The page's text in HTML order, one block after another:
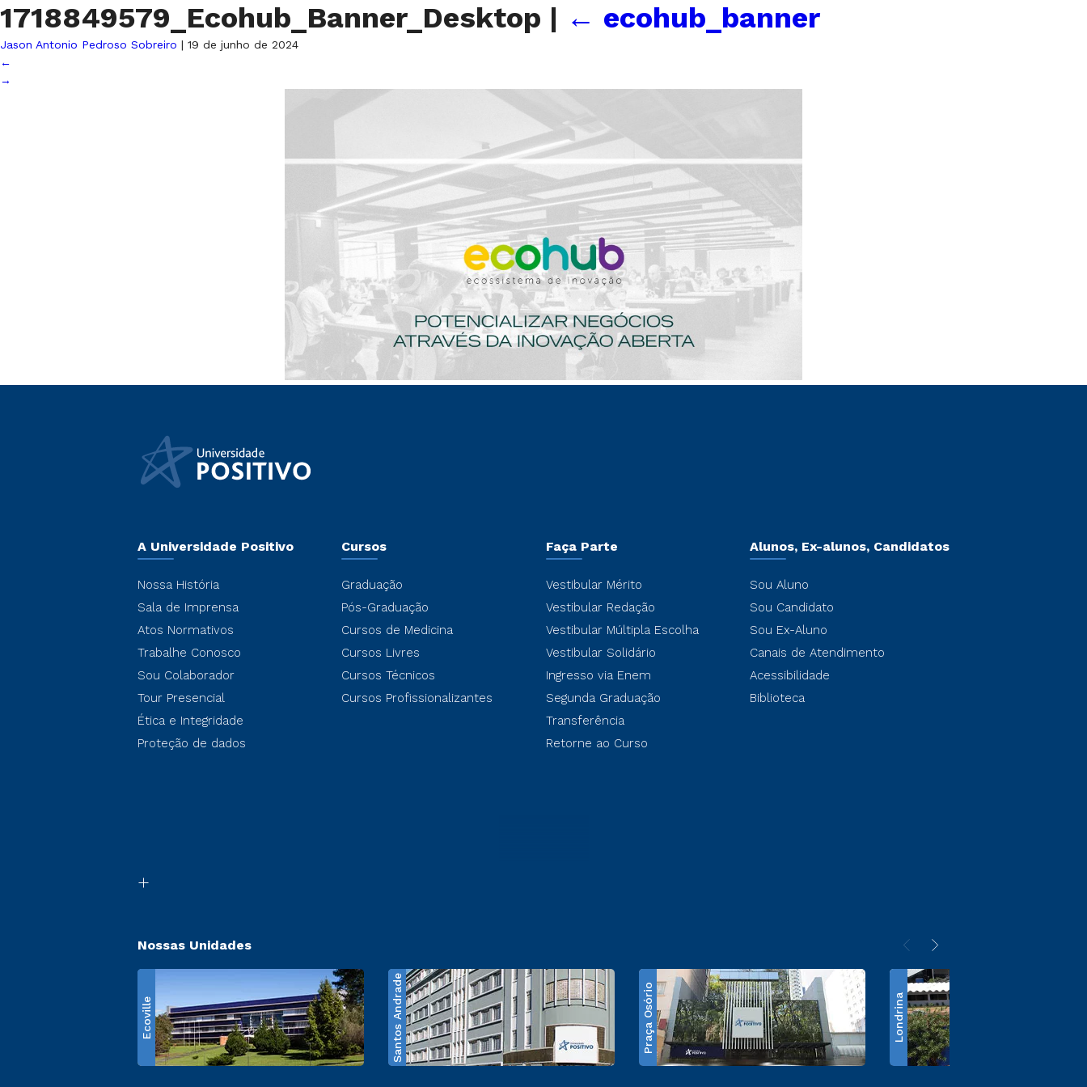
1718849579_Ecohub_Banner_Desktop | ← ecohub_banner
Jason Antonio Pedroso Sobreiro | 19 de junho de 2024
←
→
A Universidade Positivo
Nossa História
Sala de Imprensa
Atos Normativos
Trabalhe Conosco
Sou Colaborador
Tour Presencial
Ética e Integridade
Proteção de dados
Cursos
Graduação
Pós-Graduação
Cursos de Medicina
Cursos Livres
Cursos Técnicos
Cursos Profissionalizantes
Faça Parte
Vestibular Mérito
Vestibular Redação
Vestibular Múltipla Escolha
Vestibular Solidário
Ingresso via Enem
Segunda Graduação
Transferência
Retorne ao Curso
Alunos, Ex-alunos, Candidatos
Sou Aluno
Sou Candidato
Sou Ex-Aluno
Canais de Atendimento
Acessibilidade
Biblioteca
Nossas Unidades
Ecoville Santos Andrade Praça Osório Londrina